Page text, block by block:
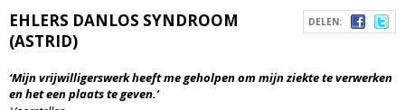
DELEN:
EHLERS DANLOS SYNDROOM
(ASTRID)
‘Mijn vrijwilligerswerk heeft me geholpen om mijn ziekte te verwerken
en het een plaats te geven.’